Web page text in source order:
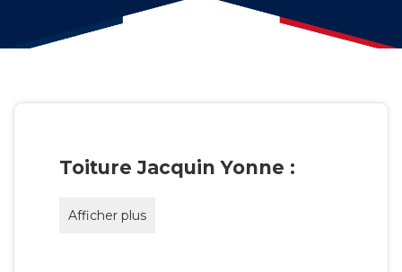
Toiture Jacquin Yonne :
Afficher plus